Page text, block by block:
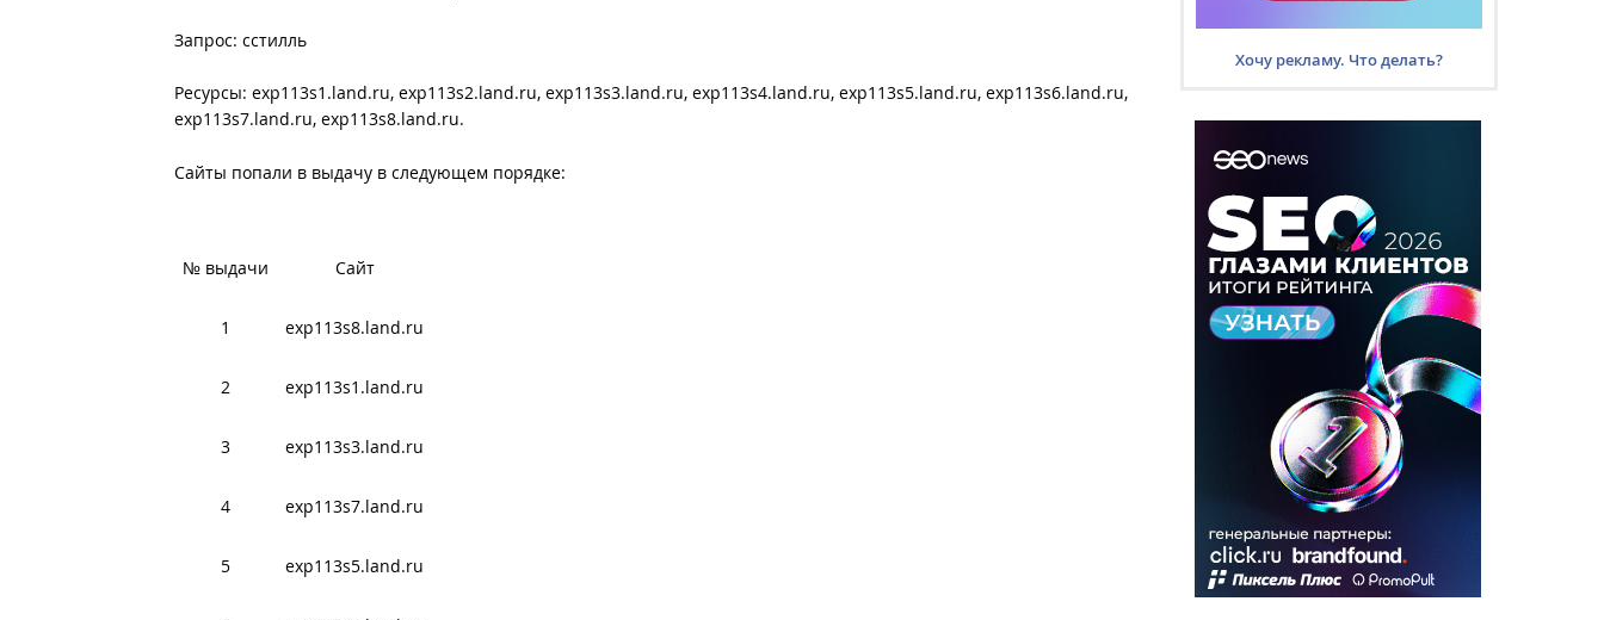
Запрос: сстилль
Ресурсы: exp113s1.land.ru, exp113s2.land.ru, exp113s3.land.ru, exp113s4.land.ru, exp113s5.land.ru, exp113s6.land.ru,
exp113s7.land.ru, exp113s8.land.ru.
Сайты попали в выдачу в следующем порядке:
№ выдачи Сайт
1 exp113s8.land.ru
2 exp113s1.land.ru
3 exp113s3.land.ru
4 exp113s7.land.ru
5 exp113s5.land.ru
Хочу рекламу. Что делать?